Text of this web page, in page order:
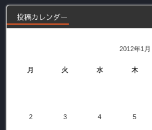
投稿カレンダー
2012年1月
月 火 水 木
2 3 4 5